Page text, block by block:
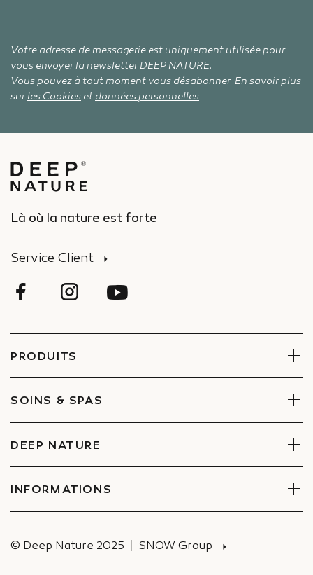
Votre adresse de messagerie est uniquement utilisée pour
vous envoyer la newsletter DEEP NATURE.
Vous pouvez à tout moment vous désabonner. En savoir plus
surles Cookies et données personnelles
Là où la nature est forte
Service Client
PRODUITS
Visage
Corps
Coffrets
SOINS & SPAS
Réserver un soin
Trouver un Spa
DEEP NATURE
Engagements
Espace entreprises et CE
INFORMATIONS
Recrutement
© Deep Nature 2025
SNOW Group